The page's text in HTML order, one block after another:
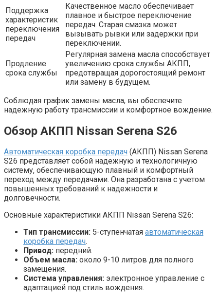
Поддержка
характеристик
переключения
передач
Качественное масло обеспечивает
плавное и быстрое переключение
передач. Старая смазка может
вызывать рывки или задержки при
переключении.
Продление
срока службы
Регулярная замена масла способствует
увеличению срока службы АКПП,
предотвращая дорогостоящий ремонт
или замену в будущем.
Соблюдая график замены масла, вы обеспечите
надежную работу трансмиссии и комфортное вождение.
Обзор АКПП Nissan Serena S26
Автоматическая коробка передач (АКПП) Nissan Serena
S26 представляет собой надежную и технологичную
систему, обеспечивающую плавный и комфортный
переход между передачами. Она разработана с учетом
повышенных требований к надежности и
долговечности.
Основные характеристики АКПП Nissan Serena S26:
Тип трансмиссии: 5-ступенчатая автоматическая
коробка передач.
Привод: передний.
Объем масла: около 9-10 литров для полного
замещения.
Система управления: электронное управление с
адаптацией под стиль вождения.